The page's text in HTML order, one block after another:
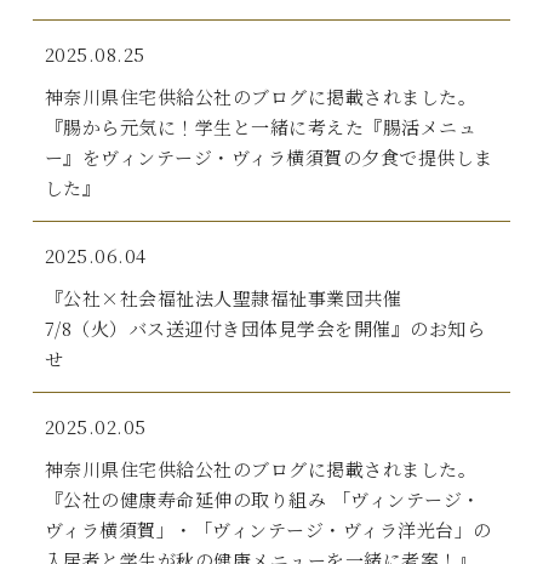
2025.08.25
神奈川県住宅供給公社のブログに掲載されました。
『腸から元気に！学生と一緒に考えた『腸活メニュ
ー』をヴィンテージ・ヴィラ横須賀の夕食で提供しま
した』
2025.06.04
『公社×社会福祉法人聖隷福祉事業団共催
7/8（火）バス送迎付き団体見学会を開催』のお知ら
せ
2025.02.05
神奈川県住宅供給公社のブログに掲載されました。
『公社の健康寿命延伸の取り組み 「ヴィンテージ・
ヴィラ横須賀」・「ヴィンテージ・ヴィラ洋光台」の